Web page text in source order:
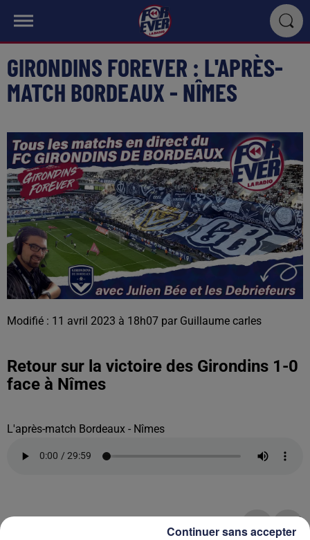
GIRONDINS FOREVER : L'APRÈS-
MATCH BORDEAUX - NÎMES
Modifié : 11 avril 2023 à 18h07 par Guillaume carles
Retour sur la victoire des Girondins 1-0
face à Nîmes
L'après-match Bordeaux - Nîmes
Continuer sans accepter